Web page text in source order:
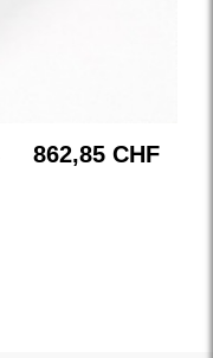
862,85 CHF